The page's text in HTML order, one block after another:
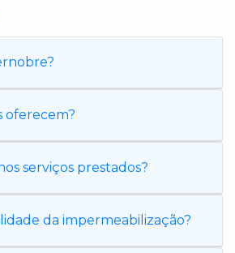
oferecem?
serviços prestados?
da impermeabilização?